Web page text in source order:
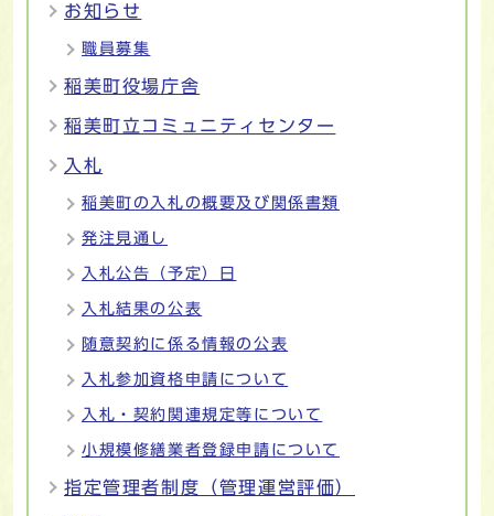
お知らせ
職員募集
稲美町役場庁舎
稲美町立コミュニティセンター
入札
稲美町の入札の概要及び関係書類
発注見通し
入札公告（予定）日
入札結果の公表
随意契約に係る情報の公表
入札参加資格申請について
入札・契約関連規定等について
小規模修繕業者登録申請について
指定管理者制度（管理運営評価）